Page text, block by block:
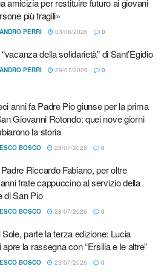
solitudine di chi già è solo,
che solo la comunicazione tra
“
È importante guidare
gli algoritmi, perché vi sia in
responsabile nell’uso e nello
differenti di comunicazione che si
dei social media e di Internet.
sia orientata a una vita
umana”.
Mazzi: «Con lui una lunga
ai giovani e alle persone più
di Sant’Egidio
amicizia per restituire futuro ai giovani
più fragili»
PERRI 03/08/2026 0
della solidarietà” di Sant’Egidio
PERRI 29/07/2026 0
anni fa Padre Pio giunse per la prima
Giovanni Rotondo: quei nove giorni
la storia
BOSCO 28/07/2026 0
Riccardo Fabiano, per oltre
frate cappuccino al servizio della
di San Pio
BOSCO 28/07/2026 0
Sole, parte la terza edizione: Lucia
la rassegna con “Ersilia e le altre”
BOSCO 23/07/2026 0